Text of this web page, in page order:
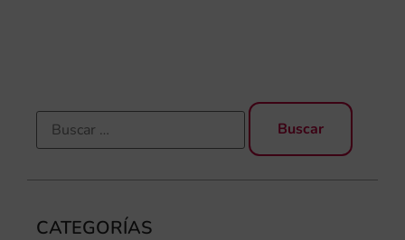
CATEGORÍAS